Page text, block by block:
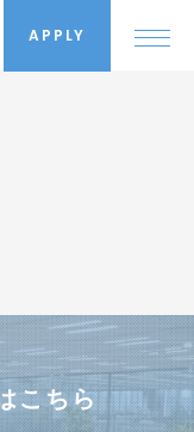
APPLY
こちら